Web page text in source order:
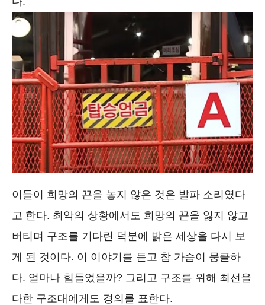
이들이 희망의 끈을 놓지 않은 것은 발파 소리였다
고 한다. 최악의 상황에서도 희망의 끈을 잃지 않고
버티며 구조를 기다린 덕분에 밝은 세상을 다시 보
게 된 것이다. 이 이야기를 듣고 참 가슴이 뭉클하
다. 얼마나 힘들었을까? 그리고 구조를 위해 최선을
다한 구조대에게도 경의를 표한다.